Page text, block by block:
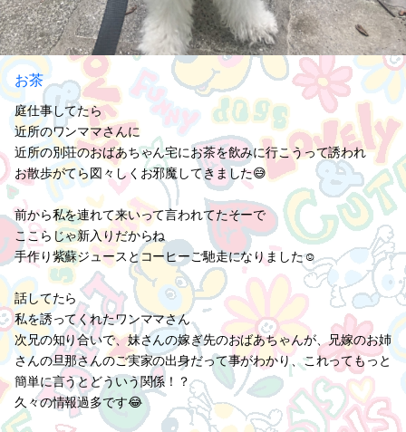
お茶
庭仕事してたら
近所のワンママさんに
近所の別荘のおばあちゃん宅にお茶を飲みに行こうって誘われ
お散歩がてら図々しくお邪魔してきました😅
前から私を連れて来いって言われてたそーで
ここらじゃ新入りだからね
手作り紫蘇ジュースとコーヒーご馳走になりました☺️
話してたら
私を誘ってくれたワンママさん
次兄の知り合いで、妹さんの嫁ぎ先のおばあちゃんが、兄嫁のお姉
さんの旦那さんのご実家の出身だって事がわかり、これってもっと
簡単に言うとどういう関係！？
久々の情報過多です😂